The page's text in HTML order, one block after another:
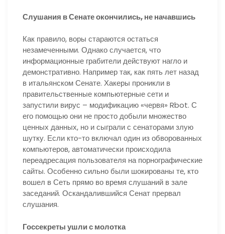
Слушания в Сенате окончились, не начавшись
Как правило, воры стараются остаться
незамеченными. Однако случается, что
информационные грабители действуют нагло и
демонстративно. Например так, как пять лет назад
в итальянском Сенате. Хакеры проникли в
правительственные компьютерные сети и
запустили вирус – модификацию «червя» Rbot. С
его помощью они не просто добыли множество
ценных данных, но и сыграли с сенаторами злую
шутку. Если кто-то включал один из обворованных
компьютеров, автоматически происходила
переадресация пользователя на порнографические
сайты. Особенно сильно были шокированы те, кто
вошел в Сеть прямо во время слушаний в зале
заседаний. Оскандалившийся Сенат прервал
слушания.
Госсекреты ушли с молотка